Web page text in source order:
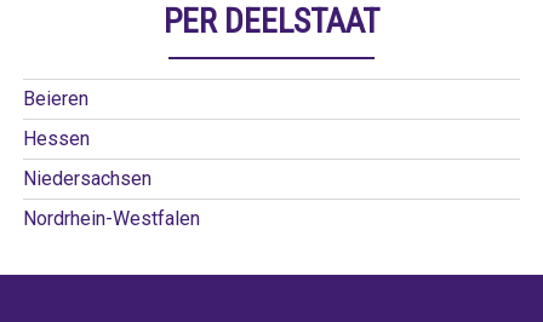
PER DEELSTAAT
Beieren
Hessen
Niedersachsen
Nordrhein-Westfalen